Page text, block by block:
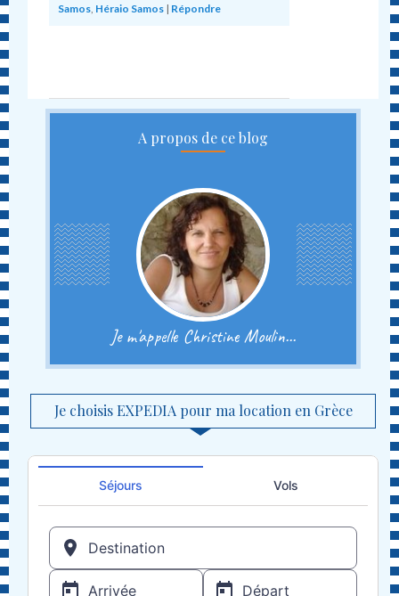
Samos Héraio Samos | Répondre
A propos de ce blog
Je m'appelle Christine Moulin...
Je choisis EXPEDIA pour ma location en Grèce